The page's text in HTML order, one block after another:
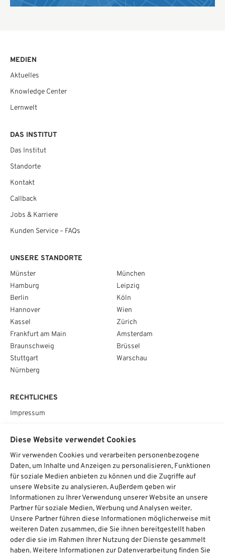
MEDIEN
Aktuelles
Knowledge Center
Lernwelt
DAS INSTITUT
Das Institut
Standorte
Kontakt
Callback
Jobs & Karriere
Kunden Service – FAQs
RECHTLICHES
Impressum
AGB
Cookie­einstellungen
UNSERE STANDORTE
Münster
Hamburg
Berlin
Hannover
Kassel
Frankfurt am Main
Braunschweig
Stuttgart
Nürnberg
München
Leipzig
Köln
Wien
Zürich
Amsterdam
Brüssel
Warschau
SOCIAL
Chat starten
Diese Website verwendet Cookies
Wir verwenden Cookies und verarbeiten personenbezogene
Daten, um Inhalte und Anzeigen zu personalisieren, Funktionen
für soziale Medien anbieten zu können und die Zugriffe auf
unsere Website zu analysieren. Außerdem geben wir
Informationen zu Ihrer Verwendung unserer Website an unsere
Partner für soziale Medien, Werbung und Analysen weiter.
Unsere Partner führen diese Informationen möglicherweise mit
weiteren Daten zusammen, die Sie ihnen bereitgestellt haben
oder die sie im Rahmen Ihrer Nutzung der Dienste gesammelt
haben. Weitere Informationen zur Datenverarbeitung finden Sie